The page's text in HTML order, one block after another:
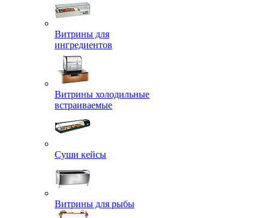
Витрины для
ингредиентов
Витрины холодильные
встраиваемые
Суши кейсы
Витрины для рыбы